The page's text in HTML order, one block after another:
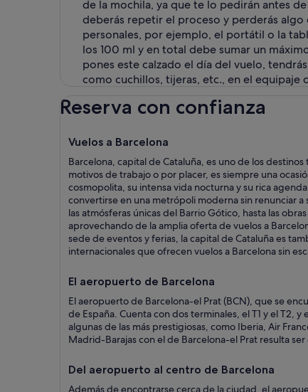
de la mochila, ya que te lo pedirán antes
deberás repetir el proceso y perderás
personales, por ejemplo, el portátil o la
los 100 ml y en total debe sumar un
pones este calzado el día del vuelo,
como cuchillos, tijeras, etc., en el equipaje
Reserva con confianza
Vuelos a Barcelona
Barcelona, capital de Cataluña, es uno de los
motivos de trabajo o por placer, es siempre una
cosmopolita, su intensa vida nocturna y su rica
convertirse en una metrópoli moderna sin renunciar a
las atmósferas únicas del Barrio Gótico, hasta las
aprovechando de la amplia oferta de vuelos a
sede de eventos y ferias, la capital de Cataluña es
internacionales que ofrecen vuelos a Barcelona sin
El aeropuerto de Barcelona
El aeropuerto de Barcelona-el Prat (BCN), que se
de España. Cuenta con dos terminales, el T1 y el T2,
algunas de las más prestigiosas, como Iberia, Air
Madrid-Barajas con el de Barcelona-el Prat resulta
Del aeropuerto al centro de Barcelona
Además de encontrarse cerca de la ciudad, el